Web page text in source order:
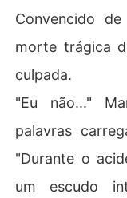
Convencido
morte trágica
culpada.
"Eu não..."
palavras
"Durante o
um escudo